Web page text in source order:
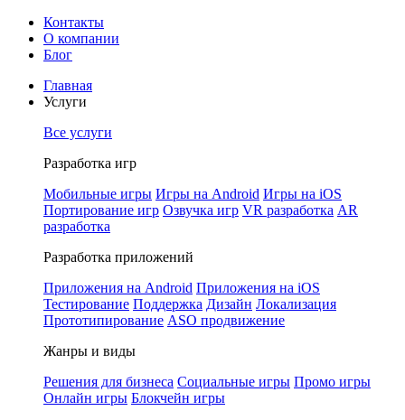
Контакты
О компании
Блог
Главная
Услуги
Все услуги
Разработка игр
Мобильные игры Игры на Android Игры на iOS
Портирование игр Озвучка игр VR разработка AR
разработка
Разработка приложений
Приложения на Android Приложения на iOS
Тестирование Поддержка Дизайн Локализация
Прототипирование ASO продвижение
Жанры и виды
Решения для бизнеса Социальные игры Промо игры
Онлайн игры Блокчейн игры